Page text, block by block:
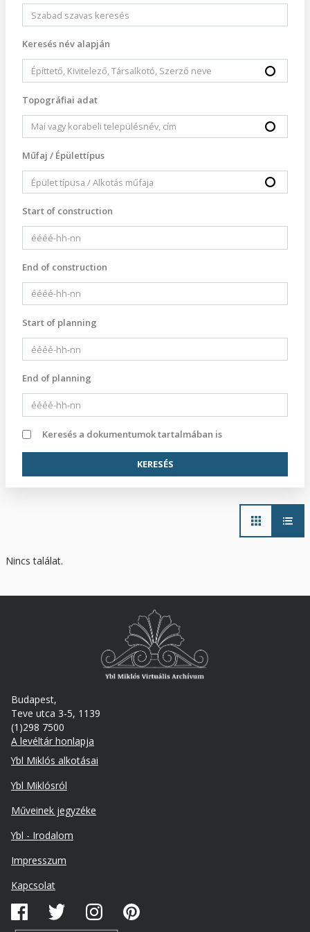
Keresés név alapján
Topográfiai adat
Műfaj / Épülettípus
Start of construction
End of construction
Start of planning
End of planning
Keresés a dokumentumok tartalmában is
Main
navigation
Nincs találat.
Budapest,
Teve utca 3-5, 1139
(1)298 7500
A levéltár honlapja
Footer
Ybl Miklós alkotásai
Ybl Miklósról
Műveinek jegyzéke
Ybl - Irodalom
Lábléc
másodlagos
Impresszum
Kapcsolat
Közösségi
média